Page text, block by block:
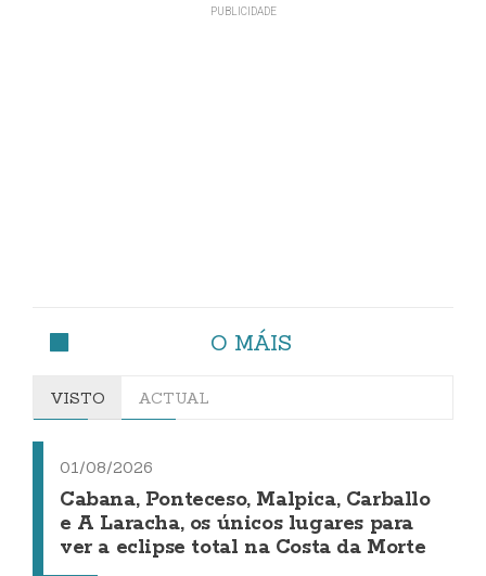
O MÁIS
VISTO ACTUAL
01/08/2026
Cabana, Ponteceso, Malpica, Carballo
e A Laracha, os únicos lugares para
ver a eclipse total na Costa da Morte